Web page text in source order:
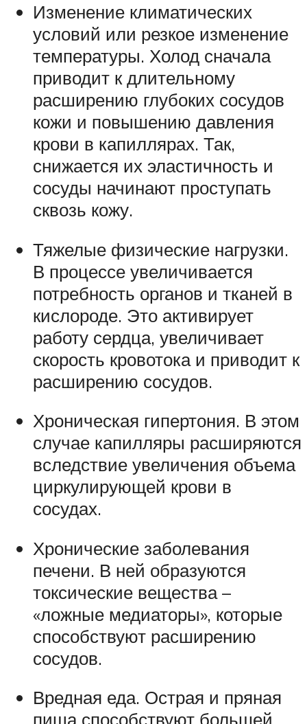
Изменение климатических
условий или резкое изменение
температуры. Холод сначала
приводит к длительному
расширению глубоких сосудов
кожи и повышению давления
крови в капиллярах. Так,
снижается их эластичность и
сосуды начинают проступать
сквозь кожу.
Тяжелые физические нагрузки.
В процессе увеличивается
потребность органов и тканей в
кислороде. Это активирует
работу сердца, увеличивает
скорость кровотока и приводит к
расширению сосудов.
Хроническая гипертония. В этом
случае капилляры расширяются
вследствие увеличения объема
циркулирующей крови в
сосудах.
Хронические заболевания
печени. В ней образуются
токсические вещества –
«ложные медиаторы», которые
способствуют расширению
сосудов.
Вредная еда. Острая и пряная
пища способствуют большей